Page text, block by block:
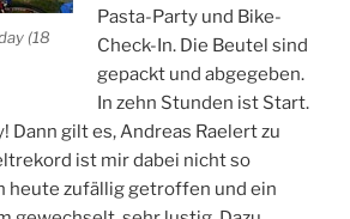
(18
Pasta-Party und Bike-
Check-In. Die Beutel sind
gepackt und abgegeben.
In zehn Stunden ist Start.
Dann gilt es, Andreas Raelert zu
ist mir dabei nicht so
heute zufällig getroffen und ein